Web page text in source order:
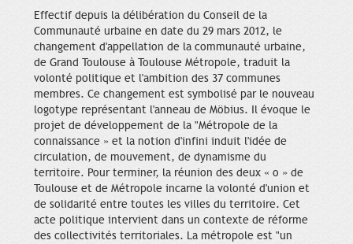
Effectif depuis la délibération du Conseil de la
Communauté urbaine en date du 29 mars 2012, le
changement d'appellation de la communauté urbaine,
de Grand Toulouse à Toulouse Métropole, traduit la
volonté politique et l'ambition des 37 communes
membres. Ce changement est symbolisé par le nouveau
logotype représentant l'anneau de Möbius. Il évoque le
projet de développement de la "Métropole de la
connaissance » et la notion d'infini induit l'idée de
circulation, de mouvement, de dynamisme du
territoire. Pour terminer, la réunion des deux « o » de
Toulouse et de Métropole incarne la volonté d'union et
de solidarité entre toutes les villes du territoire. Cet
acte politique intervient dans un contexte de réforme
des collectivités territoriales. La métropole est "un